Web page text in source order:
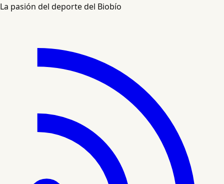
La pasión del deporte del Biobío